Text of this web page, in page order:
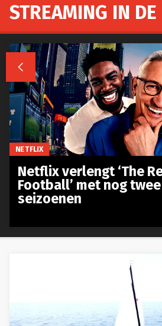
STREAMING IN DE

NETFLIX
Netflix verlengt ‘The
Football’ met nog twee
seizoenen